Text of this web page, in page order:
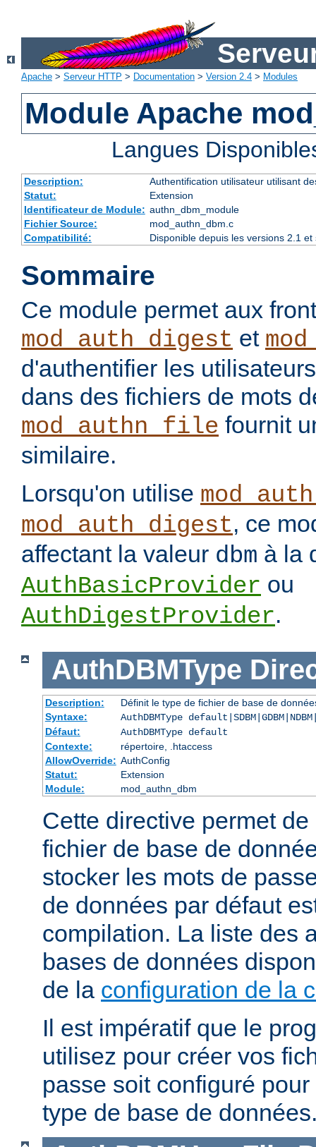
Apache > Serveur HTTP > Documentation > Version 2.4 > Modules
Module Apache
Langues
Description:
Authentification utilisateur utilisant
Statut:
Extension
Identificateur de Module: authn_dbm_module
Fichier Source:
mod_authn_dbm.c
Compatibilité:
Disponible depuis les versions 2.1
Sommaire
Ce module permet aux
mod_auth_digest et
d'authentifier les
dans des fichiers de mots
mod_authn_file fournit
similaire.
Lorsqu'on utilise
mod_auth_digest, ce
affectant la valeur dbm à la
AuthBasicProvider ou
AuthDigestProvider.
AuthDBMType
Description:
Définit le type de fichier de base de
Syntaxe:
AuthDBMType
Défaut:
AuthDBMType default
Contexte:
répertoire, .htaccess
AllowOverride: AuthConfig
Statut:
Extension
Module:
mod_authn_dbm
Cette directive permet
fichier de base de
stocker les mots de
de données par défaut
compilation. La liste des
bases de données
de la configuration de la
Il est impératif que le
utilisez pour créer vos
passe soit configuré
type de base de